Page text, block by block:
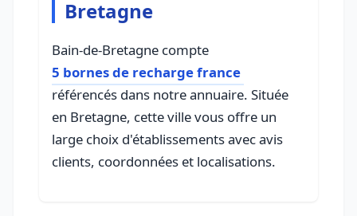
Bretagne
Bain-de-Bretagne compte
5 bornes de recharge france
référencés dans notre annuaire. Située
en Bretagne, cette ville vous offre un
large choix d'établissements avec avis
clients, coordonnées et localisations.